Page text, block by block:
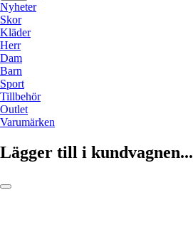
Nyheter
Skor
Kläder
Herr
Dam
Barn
Sport
Tillbehör
Outlet
Varumärken
Lägger till i kundvagnen...